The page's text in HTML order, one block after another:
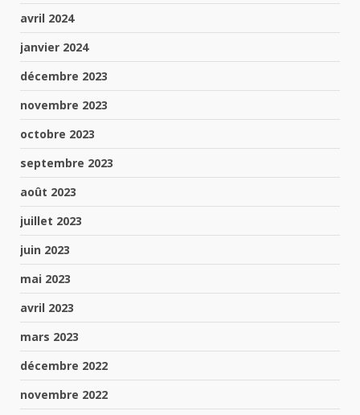
avril 2024
janvier 2024
décembre 2023
novembre 2023
octobre 2023
septembre 2023
août 2023
juillet 2023
juin 2023
mai 2023
avril 2023
mars 2023
décembre 2022
novembre 2022